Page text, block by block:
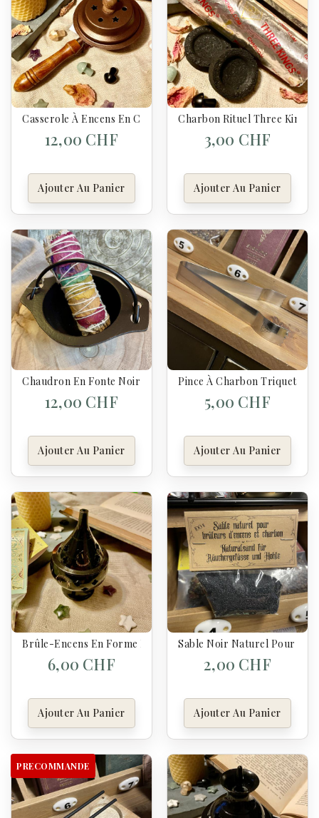
Casserole À Encens En Cuivre Avec Poignée – Élégante Et
12,00 CHF
Ajouter Au Panier
Charbon Rituel Three Kings
3,00 CHF
Ajouter Au Panier
Chaudron En Fonte Noir – Petit Format Polyvalent
12,00 CHF
Ajouter Au Panier
Pince À Charbon Triquetra
5,00 CHF
Ajouter Au Panier
Brûle-Encens En Forme De Goutte – Noir Élégant
6,00 CHF
Ajouter Au Panier
Sable Noir Naturel Pour
2,00 CHF
Ajouter Au Panier
PRECOMMANDE